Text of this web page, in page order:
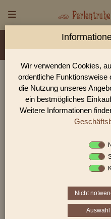
Material/Glassorte Sorte/
Größen
Lochdurchmesser
Perlen Shop für
In unserem Perlen Shop
Glasperlen facettiert
Sie befinden sich
Wir verwenden Cookies,
ordentliche Funktionsweise
die Nutzung unseres
ein bestmögliches
Weitere Informationen
Nicht